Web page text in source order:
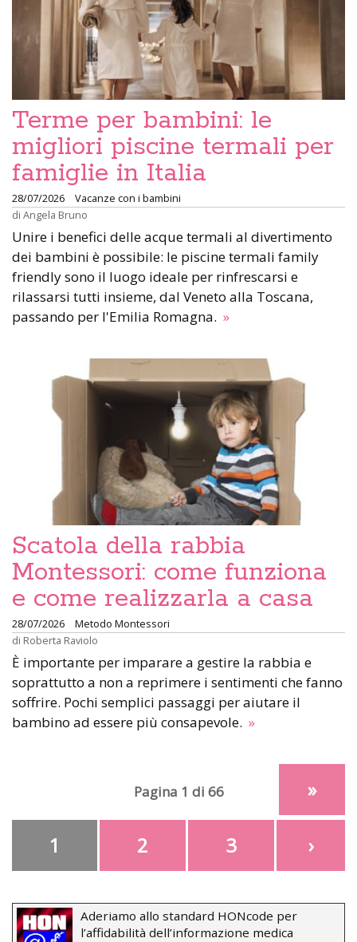
Terme per bambini: le
migliori piscine termali per
famiglie in Italia
28/07/2026
Vacanze con i bambini
di Angela Bruno
Unire i benefici delle acque termali al divertimento
dei bambini è possibile: le piscine termali family
friendly sono il luogo ideale per rinfrescarsi e
rilassarsi tutti insieme, dal Veneto alla Toscana,
passando per l'Emilia Romagna. »
Scatola della rabbia
Montessori: come funziona
e come realizzarla a casa
28/07/2026
Metodo Montessori
di Roberta Raviolo
È importante per imparare a gestire la rabbia e
soprattutto a non a reprimere i sentimenti che fanno
soffrire. Pochi semplici passaggi per aiutare il
bambino ad essere più consapevole. »
Pagina 1 di 66
1 2 3 ›
»
Aderiamo allo standard HONcode per
l’affidabilità dell’informazione medica